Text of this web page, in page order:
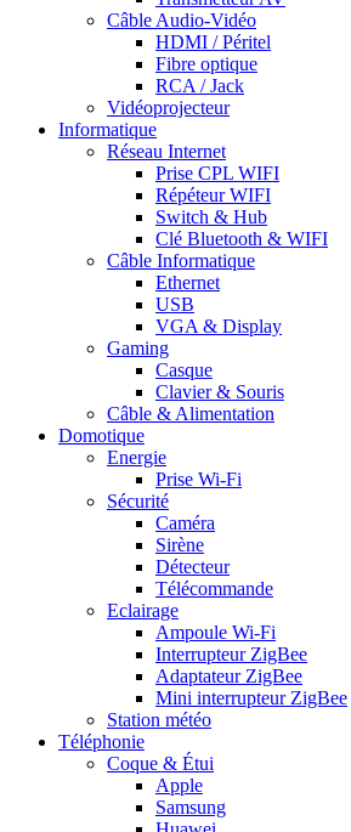
Câble Audio-Vidéo
HDMI / Péritel
Fibre optique
RCA / Jack
Vidéoprojecteur
Informatique
Réseau Internet
Prise CPL WIFI
Répéteur WIFI
Switch & Hub
Clé Bluetooth & WIFI
Câble Informatique
Ethernet
USB
VGA & Display
Gaming
Casque
Clavier & Souris
Câble & Alimentation
Domotique
Energie
Prise Wi-Fi
Sécurité
Caméra
Sirène
Détecteur
Télécommande
Eclairage
Ampoule Wi-Fi
Interrupteur ZigBee
Adaptateur ZigBee
Mini interrupteur ZigBee
Station météo
Téléphonie
Coque & Étui
Apple
Samsung